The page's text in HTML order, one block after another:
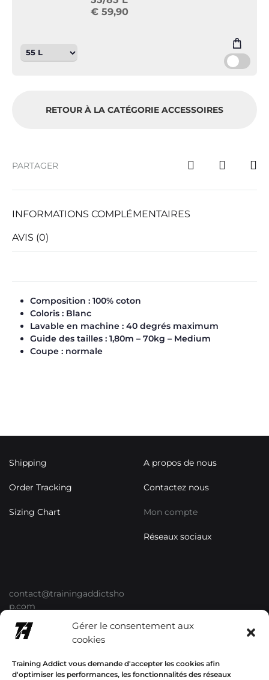
Gérer le consentement aux
cookies
Training Addict vous demande d'accepter les cookies afin
d'optimiser les performances, les fonctionnalités des réseaux
€ 59,90
RETOUR À LA CATÉGORIE ACCESSOIRES
PARTAGER
INFORMATIONS COMPLÉMENTAIRES
AVIS (0)
Composition : 100% coton
Coloris : Blanc
Lavable en machine : 40 degrés maximum
Guide des tailles : 1,80m – 70kg – Medium
Coupe : normale
Shipping
Order Tracking
Sizing Chart
A propos de nous
Contactez nous
Mon compte
Réseaux sociaux
contact@trainingaddictsho
p.com
+33678577358